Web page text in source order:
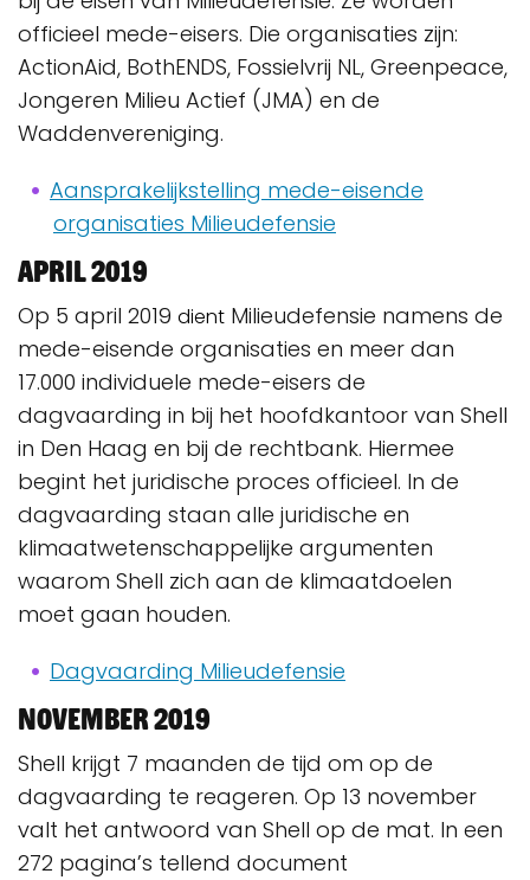
officieel mede-eisers. Die organisaties zijn:
ActionAid, BothENDS, Fossielvrij NL, Greenpeace,
Jongeren Milieu Actief (JMA) en de
Waddenvereniging.
Aansprakelijkstelling mede-eisende
organisaties Milieudefensie
April 2019
Op 5 april 2019 dient Milieudefensie namens de
mede-eisende organisaties en meer dan
17.000 individuele mede-eisers de
dagvaarding in bij het hoofdkantoor van Shell
in Den Haag en bij de rechtbank. Hiermee
begint het juridische proces officieel. In de
dagvaarding staan alle juridische en
klimaatwetenschappelijke argumenten
waarom Shell zich aan de klimaatdoelen
moet gaan houden.
Dagvaarding Milieudefensie
November 2019
Shell krijgt 7 maanden de tijd om op de
dagvaarding te reageren. Op 13 november
valt het antwoord van Shell op de mat. In een
272 pagina’s tellend document